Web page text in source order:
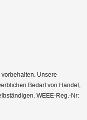
Unsere
Bedarf von Handel,
WEEE-Reg.-Nr: